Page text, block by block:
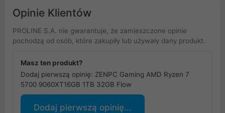
Opinie Klientów
PROLINE S.A. nie gwarantuje, że zamieszczone opinie
pochodzą od osób, które zakupiły lub używały dany produkt.
Masz ten produkt?
Dodaj pierwszą opinię: ZENPC Gaming AMD Ryzen 7
5700 9060XT16GB 1TB 32GB Flow
Dodaj pierwszą opinię...